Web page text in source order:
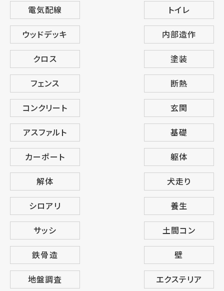
電気配線 トイレ
ウッドデッキ 内部造作
クロス 塗装
フェンス 断熱
コンクリート 玄関
アスファルト 基礎
カーポート 躯体
解体 犬走り
シロアリ 養生
サッシ 土間コン
鉄骨造 壁
地盤調査 エクステリア